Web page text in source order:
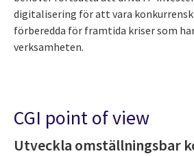
digitalisering för att vara
förberedda för framtida kriser som
verksamheten.
CGI point of view
Utveckla omställningsbar